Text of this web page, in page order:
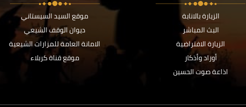
الزيارة بالانابة
البث المباشر
الزيارة الافتراضية
أوراد وأذكار
اذاعة صوت الحسين
موقع السيد السيستاني
ديوان الوقف الشيعي
الامانة العامة للمزارات الشيعية
موقع قناة كربلاء